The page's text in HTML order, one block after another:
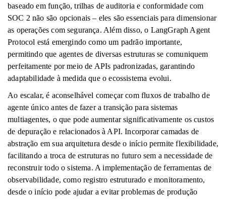
baseado em função, trilhas de auditoria e conformidade com
SOC 2 não são opcionais – eles são essenciais para dimensionar
as operações com segurança. Além disso, o LangGraph Agent
Protocol está emergindo como um padrão importante,
permitindo que agentes de diversas estruturas se comuniquem
perfeitamente por meio de APIs padronizadas, garantindo
adaptabilidade à medida que o ecossistema evolui.
Ao escalar, é aconselhável começar com fluxos de trabalho de
agente único antes de fazer a transição para sistemas
multiagentes, o que pode aumentar significativamente os custos
de depuração e relacionados à API. Incorporar camadas de
abstração em sua arquitetura desde o início permite flexibilidade,
facilitando a troca de estruturas no futuro sem a necessidade de
reconstruir todo o sistema. A implementação de ferramentas de
observabilidade, como registro estruturado e monitoramento,
desde o início pode ajudar a evitar problemas de produção